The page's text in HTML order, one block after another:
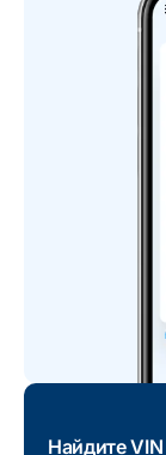
Найдите VIN